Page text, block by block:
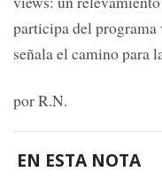
participa del
señala el camino para
por R.N.
EN ESTA NOTA